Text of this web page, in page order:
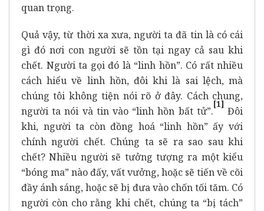
quan trọng.
Quả vậy, từ thời xa xưa, người ta đã tin là có cái
gì đó nơi con người sẽ tồn tại ngay cả sau khi
chết. Người ta gọi đó là “linh hồn”. Có rất nhiều
cách hiểu về linh hồn, đôi khi là sai lệch, mà
chúng tôi không tiện nói rõ ở đây. Cách chung,
người ta nói và tin vào “linh hồn bất tử”.
[1]
Đôi
khi, người ta còn đồng hoá “linh hồn” ấy với
chính người chết. Chúng ta sẽ ra sao sau khi
chết? Nhiều người sẽ tưởng tượng ra một kiểu
“bóng ma” nào đấy, vất vưởng, hoặc sẽ tiến về cõi
đầy ánh sáng, hoặc sẽ bị đưa vào chốn tối tăm. Có
người còn cho rằng khi chết, chúng ta “bị tách”